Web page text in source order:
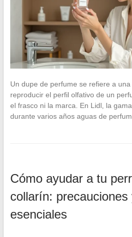
Un dupe de perfume se refiere a
reproducir el perfil olfativo de un
el frasco ni la marca. En Lidl, la
durante varios años aguas de
Cómo ayudar a tu
collarín: precauciones
esenciales